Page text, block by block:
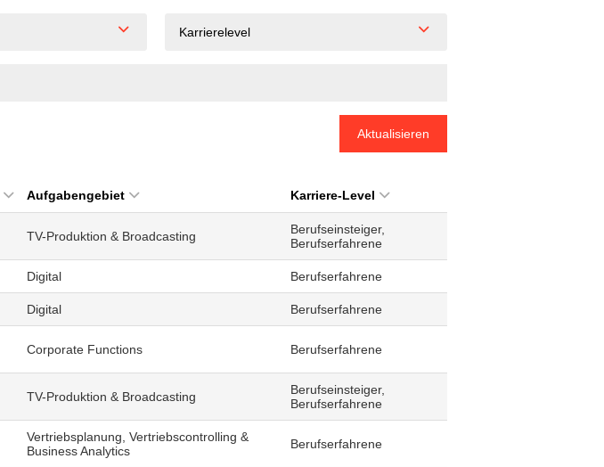
Karrierelevel
Aktualisieren
Aufgabengebiet Karriere-Level
TV-Produktion & Broadcasting
Berufseinsteiger,
Berufserfahrene
Digital Berufserfahrene
Digital Berufserfahrene
Corporate Functions Berufserfahrene
TV-Produktion & Broadcasting
Berufseinsteiger,
Berufserfahrene
Vertriebsplanung, Vertriebscontrolling &
Business Analytics
Berufserfahrene